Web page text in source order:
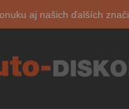
aj našich ďalších